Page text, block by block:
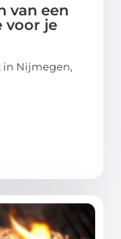
van een
voor je
in Nijmegen,